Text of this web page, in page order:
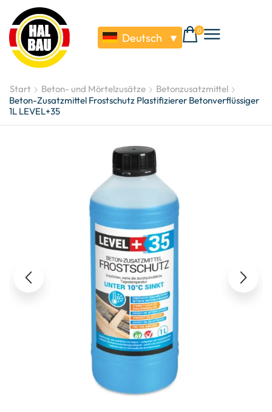
Deutsch ▼
0
Start Beton- und Mörtelzusätze
Betonzusatzmittel
Beton-Zusatzmittel Frostschutz Plastifizierer Betonverflüssiger
1L LEVEL+35